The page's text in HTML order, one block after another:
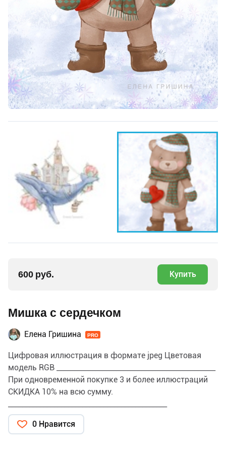
600 руб. Купить
Мишка с сердечком
Елена Гришина PRO
Цифровая иллюстрация в формате jpeg Цветовая
модель RGB _____________________________________________
При одновременной покупке 3 и более иллюстраций
СКИДКА 10% на всю сумму.
ПРИМЕНЕНИЕ и ЛИЦЕНЗИЯ Данную иллюстрацию
можно использовать для личных и коммерческих
0 Нравится